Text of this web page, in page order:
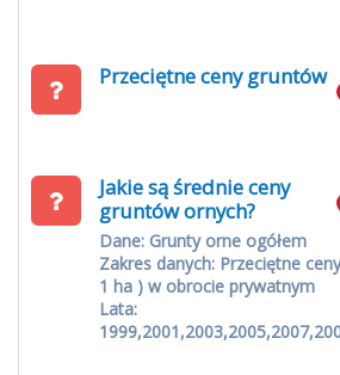
Przeciętne ceny gruntów
Jakie są średnie ceny
gruntów ornych?
Dane: Grunty orne ogółem
Zakres danych: Przeciętne
1 ha ) w obrocie prywatnym
Lata: